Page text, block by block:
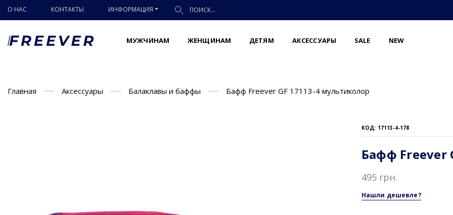
О НАС КОНТАКТЫ ИНФОРМАЦИЯ
МУЖЧИНАМ ЖЕНЩИНАМ ДЕТЯМ АКСЕССУАРЫ SALE NEW
Главная Аксессуары Балаклавы и баффы Бафф Freever GF 17113-4 мультиколор
КОД: 17113-4-178
Бафф Freever
495 грн.
Нашли дешевле?